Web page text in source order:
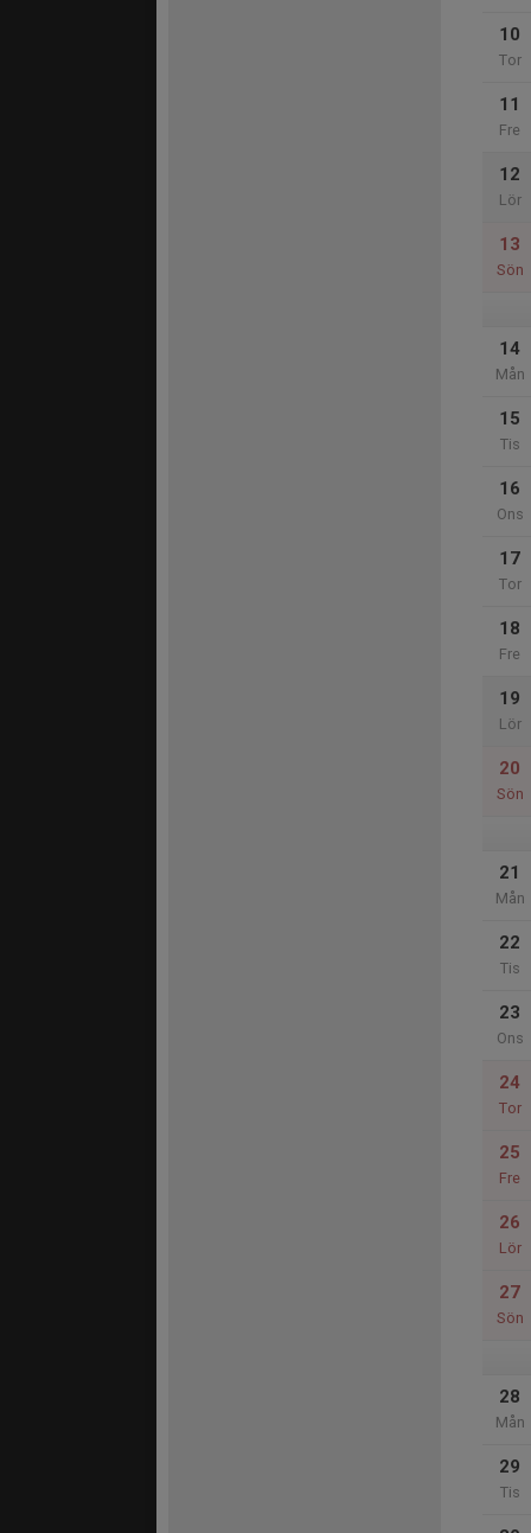
10
Tor
11
Fre
12
Lör
13
Sön
14
Mån
15
Tis
16
Ons
17
Tor
18
Fre
19
Lör
20
Sön
21
Mån
22
Tis
23
Ons
24
Tor
25
Fre
26
Lör
27
Sön
28
Mån
29
Tis